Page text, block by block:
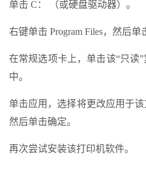
单击 C： （或硬盘驱动器）。
右键单击 Program Files，然后单
在常规选项卡上，单击该“只读
中。
单击应用，选择将更改应用于该
然后单击确定。
再次尝试安装该打印机软件。